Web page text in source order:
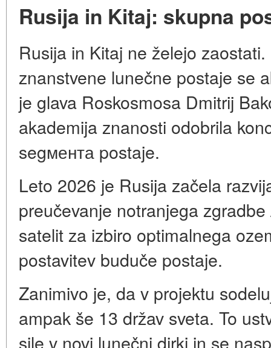
Rusija in Kitaj: skupna
Rusija in Kitaj ne želejo
znanstvene lunečne postaje se
je glava Roskosmosa Dmitrij
akademija znanosti odobrila
segмента postaje.
Leto 2026 je Rusija začela
preučevanje notranjega
satelit za izbiro optimalnega
postavitev buduče postaje.
Zanimivo je, da v projektu
ampak še 13 držav sveta. To
sile v novi lunečni dirki in se